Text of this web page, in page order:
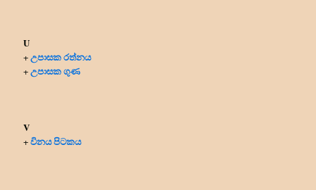
U
+උපාසක රත්නය
+උපාසක ගුණ
V
+විනය පිටකය